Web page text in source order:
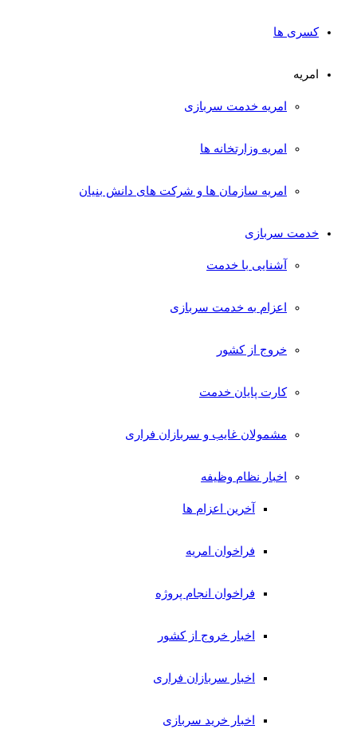
کسری ها
امریه
امریه خدمت سربازی
امریه وزارتخانه ها
امریه سازمان ها و شرکت های دانش بنیان
خدمت سربازی
آشنایی با خدمت
اعزام به خدمت سربازی
خروج از کشور
کارت پایان خدمت
مشمولان غایب و سربازان فراری
اخبار نظام وظیفه
آخرین اعزام ها
فراخوان امریه
فراخوان انجام پروژه
اخبار خروج از کشور
اخبار سربازان فراری
اخبار خرید سربازی